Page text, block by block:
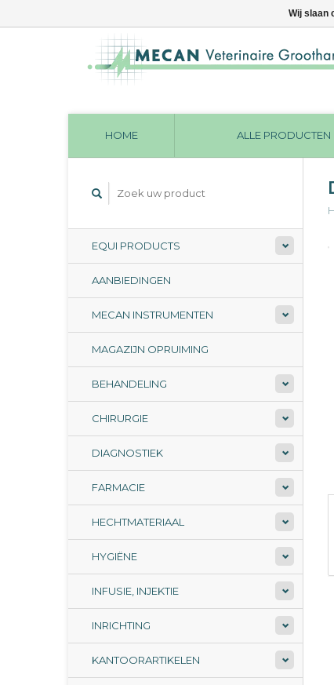
HOME ALLE PRODUCTEN
EQUI PRODUCTS
AANBIEDINGEN
MECAN INSTRUMENTEN
MAGAZIJN OPRUIMING
BEHANDELING
CHIRURGIE
DIAGNOSTIEK
FARMACIE
HECHTMATERIAAL
HYGIËNE
INFUSIE, INJEKTIE
INRICHTING
KANTOORARTIKELEN
Wij slaan